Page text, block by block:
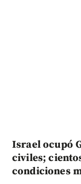
Israel ocupó
civiles;
condiciones